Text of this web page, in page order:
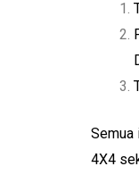
Semua
4X4